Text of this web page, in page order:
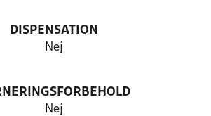
DISPENSATION
Nej
Nej